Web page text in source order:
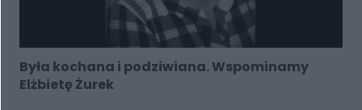
Była kochana i podziwiana. Wspominamy
Elżbietę Żurek